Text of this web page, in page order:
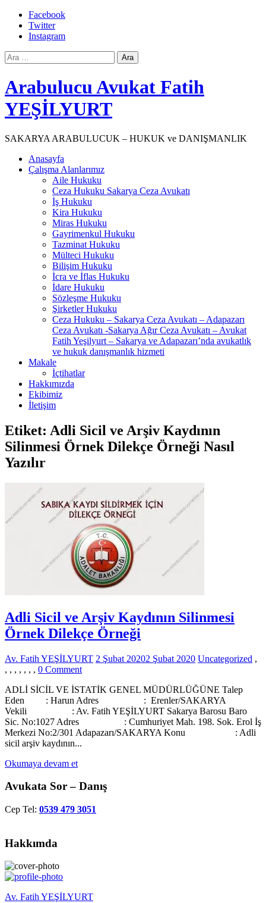
Skip
content
Facebook
Twitter
Instagram
Arama:
Arabulucu Avukat Fatih
YEŞİLYURT
SAKARYA ARABULUCUK – HUKUK ve DANIŞMANLIK
Anasayfa
Çalışma Alanlarımız
Aile Hukuku
Ceza Hukuku Sakarya Ceza Avukatı
İş Hukuku
Kira Hukuku
Miras Hukuku
Gayrimenkul Hukuku
Tazminat Hukuku
Mülteci Hukuku
Bilişim Hukuku
İcra ve İflas Hukuku
İdare Hukuku
Sözleşme Hukuku
Şirketler Hukuku
Ceza Hukuku – Sakarya Ceza Avukatı – Adapazarı
Ceza Avukatı -Sakarya Ağır Ceza Avukatı – Avukat
Fatih Yeşilyurt – Sakarya ve Adapazarı’nda avukatlık
ve hukuk danışmanlık hizmeti
Makale
İçtihatlar
Hakkımızda
Ekibimiz
İletişim
Etiket: Adli Sicil ve Arşiv Kaydının
Silinmesi Örnek Dilekçe Örneği Nasıl
Yazılır
Adli Sicil ve Arşiv Kaydının Silinmesi
Örnek Dilekçe Örneği
Av. Fatih YEŞİLYURT 2 Şubat 20202 Şubat 2020 Uncategorized ,
, , , , , , , 0 Commenton
Sicil
ve
Arşiv
Silinmesi
ADLİ SİCİL VE İSTATİK GENEL MÜDÜRLÜĞÜNE Talep
Eden : Harun Adres : Erenler/SAKARYA
Vekili : Av. Fatih YEŞİLYURT Sakarya Barosu Baro
Sic. No:1027 Adres : Cumhuriyet Mah. 198. Sok. Erol İş
Merkezi No:2/301 Adapazarı/SAKARYA Konu : Adli
sicil arşiv kaydının...
Okumaya devam et
Avukata Sor – Danış
Cep Tel: 0539 479 3051
Hakkımda
Av. Fatih YEŞİLYURT